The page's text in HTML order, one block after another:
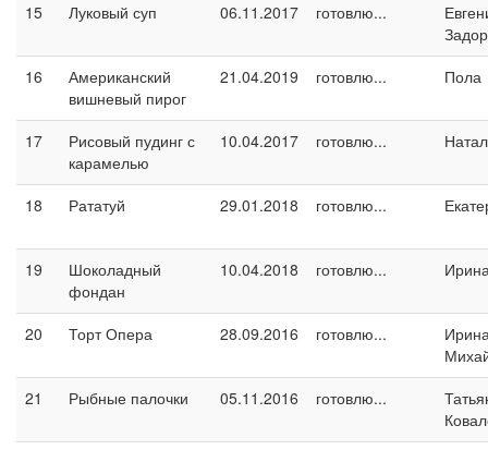
15
Луковый суп 06.11.2017 готовлю...
16
Американский
вишневый пирог
21.04.2019 готовлю... Пола
17
Рисовый пудинг с
карамелью
10.04.2017 готовлю...
18 Рататуй 29.01.2018 готовлю...
19
Шоколадный
фондан
10.04.2018 готовлю...
20 Торт Опера 28.09.2016 готовлю...
21
Рыбные палочки 05.11.2016 готовлю...